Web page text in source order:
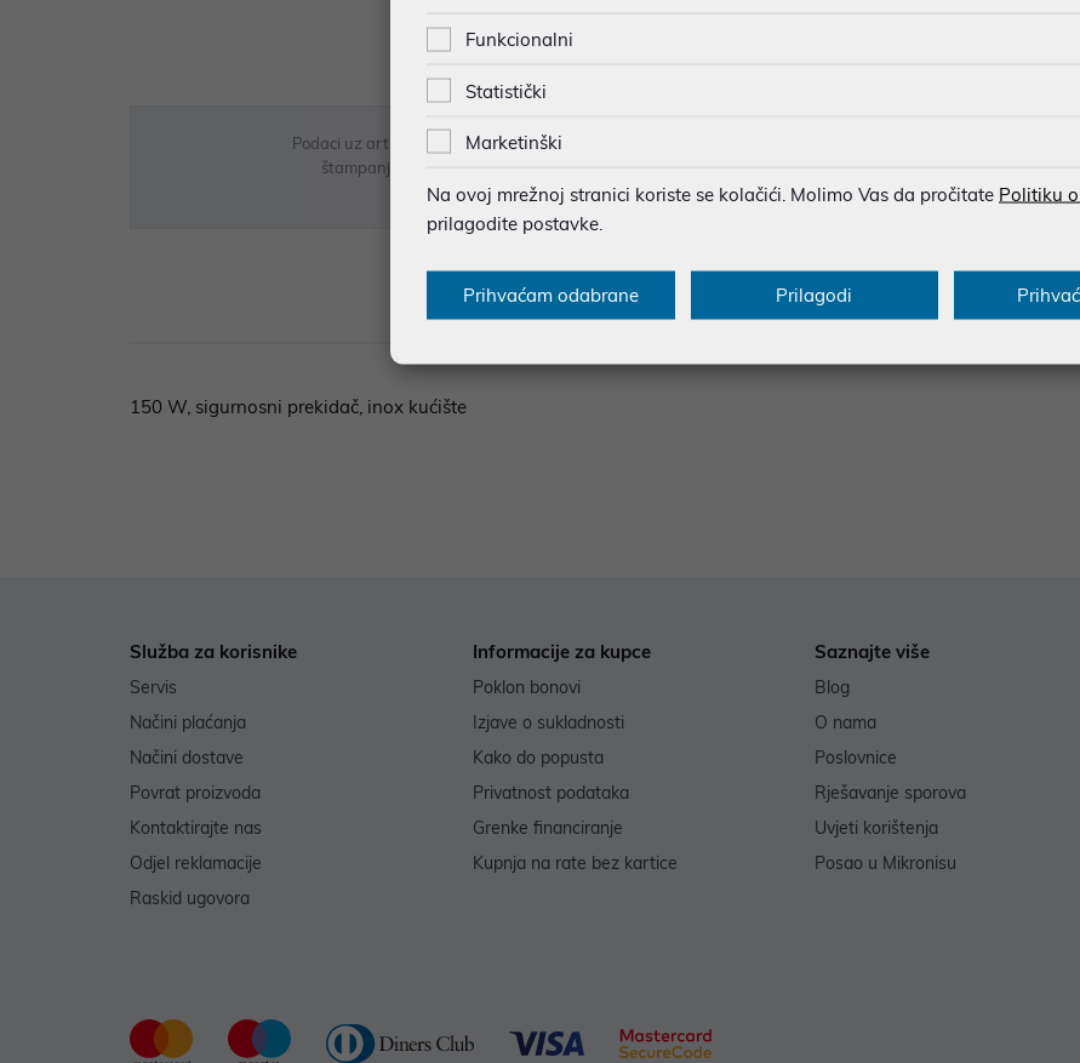
Podaci uz artikle su prezentirani u dobroj namjeri. Mikronis d.o.o. ne odgovara za eventualne pogreške
štampanja te promjene u dostupnosti i cijene. Slike artikala su ilustrativne prirode te ne moraju u
eventualne nejasnoće možete nas kontaktirati naweb-
Opis Specifikacija Raspoloživost
150 W, sigurnosni prekidač, inox kućište
Služba za korisnike
Servis
Načini plaćanja
Načini dostave
Povrat proizvoda
Kontaktirajte nas
Odjel reklamacije
Raskid ugovora
Informacije za kupce
Poklon bonovi
Izjave o sukladnosti
Kako do popusta
Privatnost podataka
Grenke financiranje
Kupnja na rate bez kartice
Saznajte više
Blog
O nama
Poslovnice
Rješavanje sporova
Uvjeti korištenja
Posao u Mikronisu
Funkcionalni
Statistički
Marketinški
Na ovoj mrežnoj stranici koriste se kolačići. Molimo Vas da pročitate Politiku
prilagodite postavke.
Prihvaćam odabrane Prilagodi